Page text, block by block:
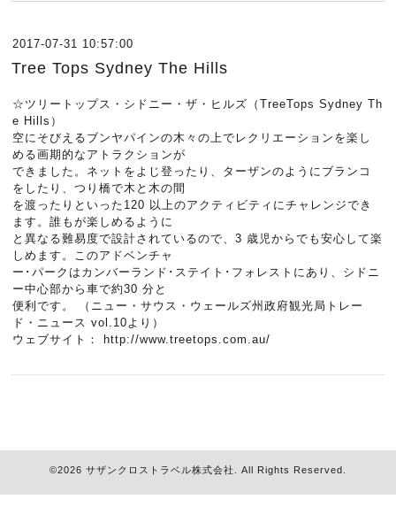
2017-07-31 10:57:00
Tree Tops Sydney The Hills
☆ツリートップス・シドニー・ザ・ヒルズ（TreeTops Sydney Th
e Hills）
空にそびえるブンヤパインの木々の上でレクリエーションを楽し
める画期的なアトラクションが
できました。ネットをよじ登ったり、ターザンのようにブランコ
をしたり、つり橋で木と木の間
を渡ったりといった120 以上のアクティビティにチャレンジでき
ます。誰もが楽しめるように
と異なる難易度で設計されているので、3 歳児からでも安心して楽
しめます。このアドベンチャ
ー･パークはカンバーランド･ステイト･フォレストにあり、シドニ
ー中心部から車で約30 分と
便利です。 （ニュー・サウス・ウェールズ州政府観光局トレー
ド・ニュース vol.10より）
ウェブサイト： http://www.treetops.com.au/
©2026 サザンクロストラベル株式会社 . All Rights Reserved.